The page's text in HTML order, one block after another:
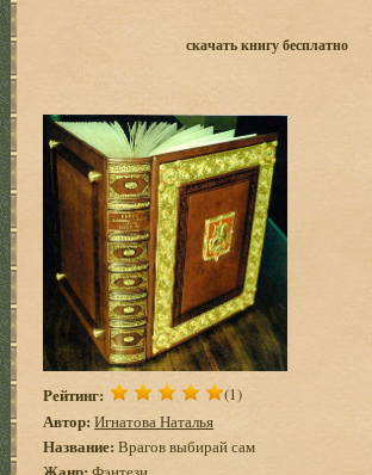
скачать книгу бесплатно
Рейтинг: (1)
Автор: Игнатова Наталья
Название: Врагов выбирай сам